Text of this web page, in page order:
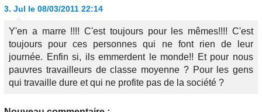
3. Jul le 08/03/2011 22:14
Y'en a marre !!!! C'est toujours pour les mêmes!!!! C'est
toujours pour ces personnes qui ne font rien de leur
journée. Enfin si, ils emmerdent le monde!! Et pour nous
pauvres travailleurs de classe moyenne ? Pour les gens
qui travaille dure et qui ne profite pas de la société ?